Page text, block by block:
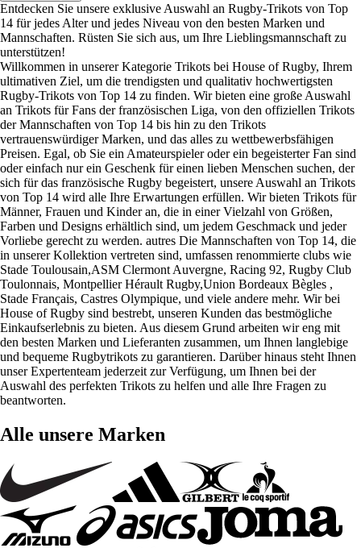
Entdecken Sie unsere exklusive Auswahl an Rugby-Trikots von Top
14 für jedes Alter und jedes Niveau von den besten Marken und
Mannschaften. Rüsten Sie sich aus, um Ihre Lieblingsmannschaft zu
unterstützen!
Willkommen in unserer Kategorie Trikots bei House of Rugby, Ihrem
ultimativen Ziel, um die trendigsten und qualitativ hochwertigsten
Rugby-Trikots von Top 14 zu finden. Wir bieten eine große Auswahl
an Trikots für Fans der französischen Liga, von den offiziellen Trikots
der Mannschaften von Top 14 bis hin zu den Trikots
vertrauenswürdiger Marken, und das alles zu wettbewerbsfähigen
Preisen. Egal, ob Sie ein Amateurspieler oder ein begeisterter Fan sind
oder einfach nur ein Geschenk für einen lieben Menschen suchen, der
sich für das französische Rugby begeistert, unsere Auswahl an Trikots
von Top 14 wird alle Ihre Erwartungen erfüllen. Wir bieten Trikots für
Männer, Frauen und Kinder an, die in einer Vielzahl von Größen,
Farben und Designs erhältlich sind, um jedem Geschmack und jeder
Vorliebe gerecht zu werden. autres Die Mannschaften von Top 14, die
in unserer Kollektion vertreten sind, umfassen renommierte clubs wie
Stade Toulousain,ASM Clermont Auvergne, Racing 92, Rugby Club
Toulonnais, Montpellier Hérault Rugby,Union Bordeaux Bègles ,
Stade Français, Castres Olympique, und viele andere mehr. Wir bei
House of Rugby sind bestrebt, unseren Kunden das bestmögliche
Einkaufserlebnis zu bieten. Aus diesem Grund arbeiten wir eng mit
den besten Marken und Lieferanten zusammen, um Ihnen langlebige
und bequeme Rugbytrikots zu garantieren. Darüber hinaus steht Ihnen
unser Expertenteam jederzeit zur Verfügung, um Ihnen bei der
Auswahl des perfekten Trikots zu helfen und alle Ihre Fragen zu
beantworten.
Alle unsere Marken